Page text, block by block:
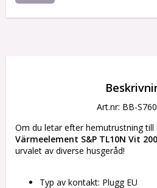
Art.nr: BB-
Värmeelement S&P TL10N Vit
urvalet av diverse husgeråd!
Typ av kontakt: Plugg EU